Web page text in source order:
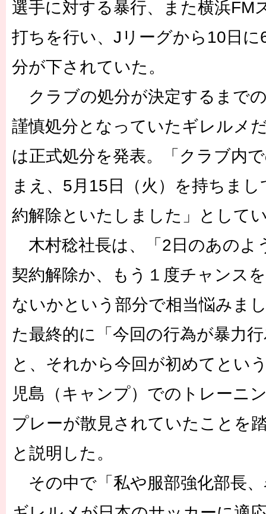
選手に対する暴行、また横浜FM
打ちを行い、Jリーグから10日に
分が下されていた。
クラブの処分が決定するまで
謹慎処分となっていたギレルメ
は正式処分を発表。「クラブ内
まえ、5月15日（火）を持ちま
約解除といたしました」として
木村稔社長は、「2日のあのよ
契約解除か、もう１度チャンス
ないかという部分で相当悩みま
た最終的に「今回の行為が暴力
と、それから今回が初めてとい
児島（キャンプ）でのトレーニ
プレーが散見されていたことを
と説明した。
その中で「私や服部強化部長